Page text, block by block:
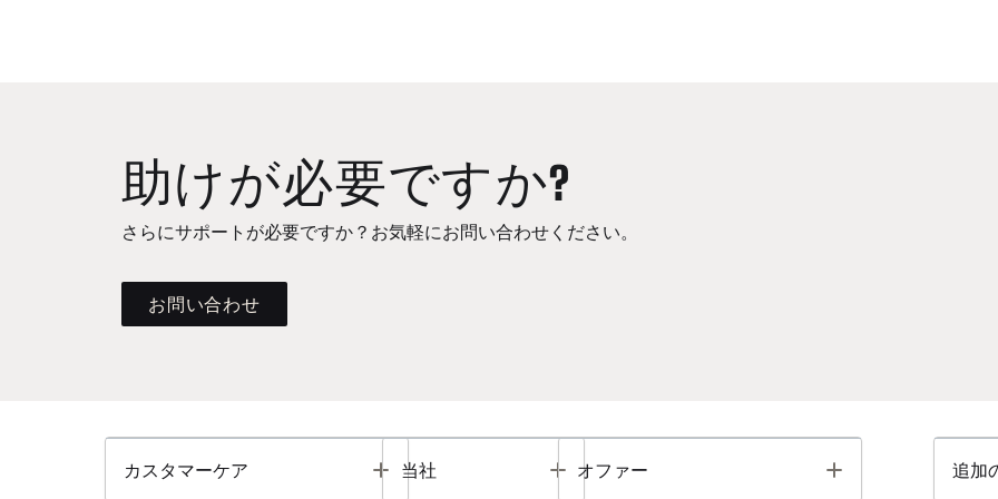
助けが必要ですか?
さらにサポートが必要ですか？お気軽にお問い合わせください。
お問い合わせ
カスタマーケア Toggle
当社 Toggle
オファー Toggle 追加